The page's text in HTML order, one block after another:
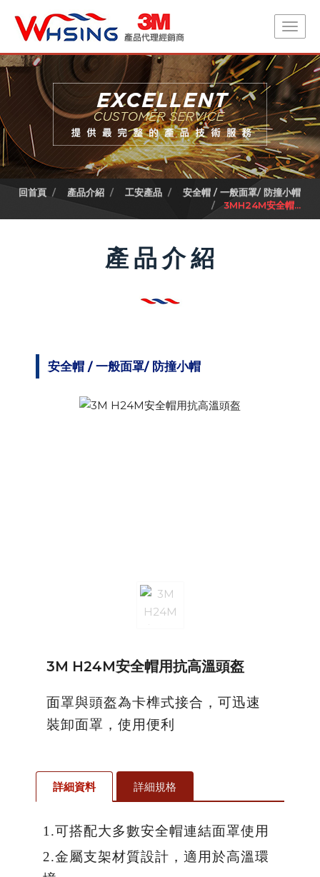
回首頁 產品介紹 工安產品
安全帽 / 一般面罩/ 防撞小帽
3MH24M安全帽...
產品介紹
安全帽 / 一般面罩/ 防撞小帽
3M H24M安全帽用抗高溫頭盔
面罩與頭盔為卡榫式接合，可迅速
裝卸面罩，使用便利
詳細資料 詳細規格
1.可搭配大多數安全帽連結面罩使用
2.金屬支架材質設計，適用於高溫環